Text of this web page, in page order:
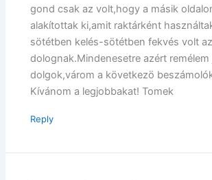
gond csak az volt,hogy a másik
alakítottak ki,amit raktárként
sötétben kelés-sötétben fekvés volt
dolognak.Mindenesetre azért remélem
dolgok,várom a következö
Kívánom a legjobbakat! Tomek
Reply